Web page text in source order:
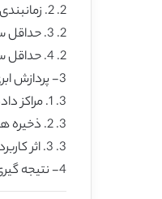
2. 2. زمانبندی energy –aware در سیستم های چند پردازشگر و شبکه ای
2. 3. حداقل سازی توان در گروه های سرورها
2. 4. حداقل سازی توان در شبکه های سیمی و بی سیم
3- پردازش ابری انرژی کارامد
3. 1. مراکز داده energ-aware
3. 2. ذخیره های انرژی در شبکه ها و پروتکل ها
3. 3. اثر کاربردهای اینترنت
4- نتیجه گیری